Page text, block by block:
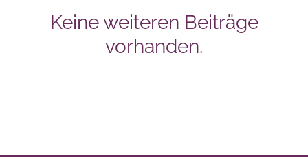
Keine weiteren Beiträge
vorhanden.